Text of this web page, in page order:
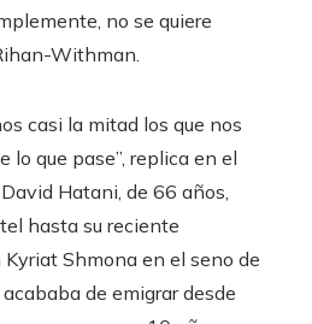
no se quiere
Withman.
casi la mitad los que nos
lo que pase”, replica en el
Hatani, de 66 años,
hasta su reciente
Shmona en el seno de
de emigrar desde